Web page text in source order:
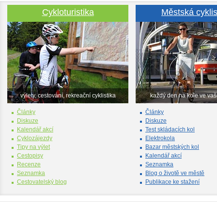
Cykloturistika
výlety, cestování, rekreační cyklistika
Články
Diskuze
Kalendář akcí
Cyklozájezdy
Tipy na výlet
Cestopisy
Recenze
Seznamka
Cestovatelský blog
Městská
každý den na kole ve
Články
Diskuze
Test skládacích kol
Elektrokola
Bazar městských kol
Kalendář akcí
Seznamka
Blog o životě ve městě
Publikace ke stažení